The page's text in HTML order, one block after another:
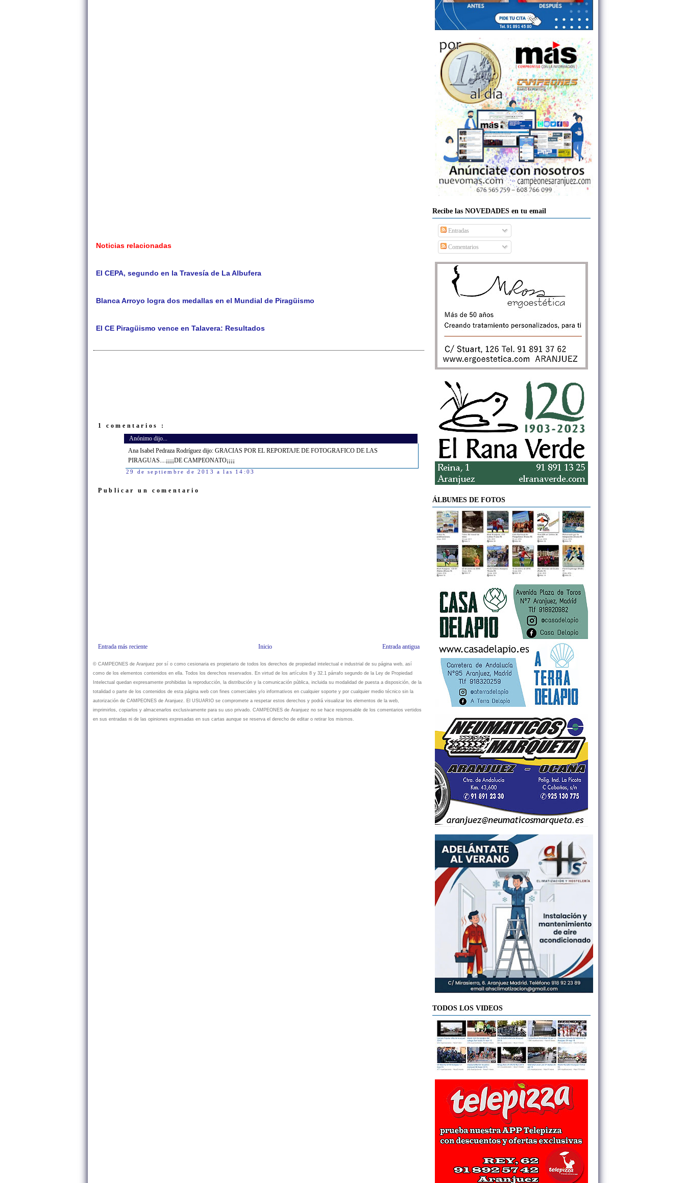
Noticias relacionadas
El CEPA, segundo en la Travesía de La Albufera
Blanca Arroyo logra dos medallas en el Mundial de Piragüismo
El CE Piragüismo vence en Talavera: Resultados
1 comentarios :
Anónimo dijo...
Ana Isabel Pedraza Rodríguez dijo: GRACIAS POR EL REPORTAJE DE FOTOGRAFICO DE LAS
PIRAGUAS....¡¡¡¡DE CAMPEONATO¡¡¡¡
29 de septiembre de 2013 a las 14:03
Publicar un comentario
Entrada más reciente Entrada antigua
Inicio
© CAMPEONES de Aranjuez por sí o como cesionaria es propietario de todos los derechos de propiedad intelectual e industrial de su página web, así
como de los elementos contenidos en ella. Todos los derechos reservados. En virtud de los artículos 8 y 32.1 párrafo segundo de la Ley de Propiedad
Intelectual quedan expresamente prohibidas la reproducción, la distribución y la comunicación pública, incluida su modalidad de puesta a disposición, de la
totalidad o parte de los contenidos de esta página web con fines comerciales y/o informativos en cualquier soporte y por cualquier medio técnico sin la
autorización de CAMPEONES de Aranjuez. El USUARIO se compromete a respetar estos derechos y podrá visualizar los elementos de la web,
imprimirlos, copiarlos y almacenarlos exclusivamente para su uso privado. CAMPEONES de Aranjuez no se hace responsable de los comentarios vertidos
en sus entradas ni de las opiniones expresadas en sus cartas aunque se reserva el derecho de editar o retirar los mismos.
Recibe las NOVEDADES en tu email
Entradas
Comentarios
ÁLBUMES DE FOTOS
TODOS LOS VIDEOS